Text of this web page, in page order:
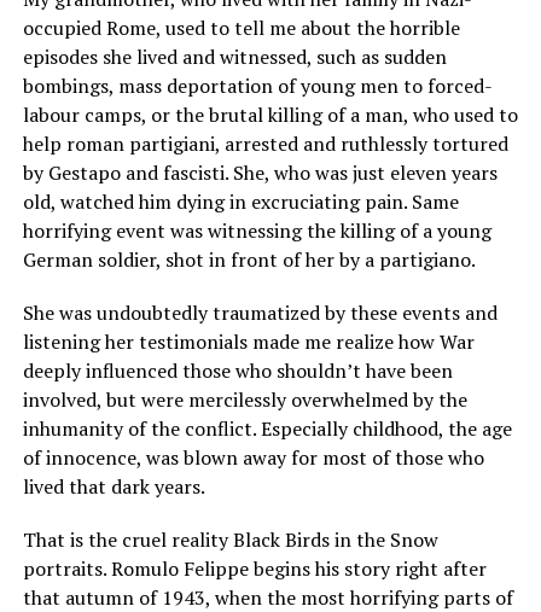
occupied Rome, used to tell me about the horrible
episodes she lived and witnessed, such as sudden
bombings, mass deportation of young men to forced-
labour camps, or the brutal killing of a man, who used to
help roman partigiani, arrested and ruthlessly tortured
by Gestapo and fascisti. She, who was just eleven years
old, watched him dying in excruciating pain. Same
horrifying event was witnessing the killing of a young
German soldier, shot in front of her by a partigiano.
She was undoubtedly traumatized by these events and
listening her testimonials made me realize how War
deeply influenced those who shouldn’t have been
involved, but were mercilessly overwhelmed by the
inhumanity of the conflict. Especially childhood, the age
of innocence, was blown away for most of those who
lived that dark years.
That is the cruel reality Black Birds in the Snow
portraits. Romulo Felippe begins his story right after
that autumn of 1943, when the most horrifying parts of